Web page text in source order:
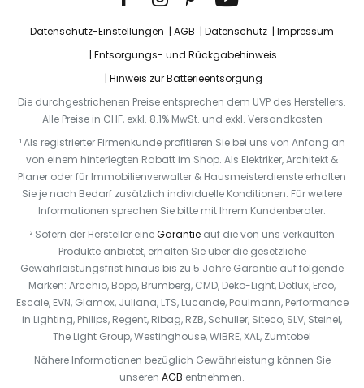
Datenschutz-Einstellungen AGB Datenschutz
Impressum
Entsorgungs- und Rückgabehinweis
Hinweis zur Batterieentsorgung
Die durchgestrichenen Preise entsprechen dem UVP des Herstellers.
Alle Preise in CHF, exkl. 8.1% MwSt. und exkl. Versandkosten
¹ Als registrierter Firmenkunde profitieren Sie bei uns von Anfang an
von einem hinterlegten Rabatt im Shop. Als Elektriker, Architekt &
Planer oder für Immobilienverwalter & Hausmeisterdienste erhalten
Sie je nach Bedarf zusätzlich individuelle Konditionen. Für weitere
Informationen sprechen Sie bitte mit Ihrem Kundenberater.
² Sofern der Hersteller eineGarantie auf die von uns verkauften
Produkte anbietet, erhalten Sie über die gesetzliche
Gewährleistungsfrist hinaus bis zu 5 Jahre Garantie auf folgende
Marken: Arcchio, Bopp, Brumberg, CMD, Deko-Light, Dotlux, Erco,
Escale, EVN, Glamox, Juliana, LTS, Lucande, Paulmann, Performance
in Lighting, Philips, Regent, Ribag, RZB, Schuller, Siteco, SLV, Steinel,
The Light Group, Westinghouse, WIBRE, XAL, Zumtobel
Nähere Informationen bezüglich Gewährleistung können Sie
unseren AGB entnehmen.